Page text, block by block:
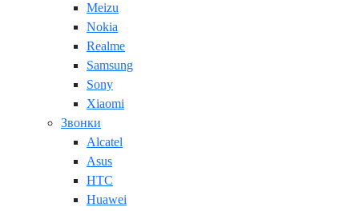
Meizu
Nokia
Realme
Samsung
Sony
Xiaomi
Звонки
Alcatel
Asus
HTC
Huawei